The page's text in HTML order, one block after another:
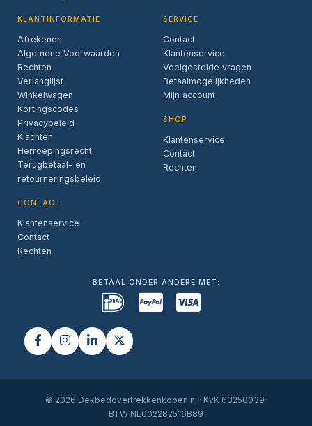
KLANTINFORMATIE
Afrekenen
Algemene Voorwaarden
Rechten
Verlanglijst
Winkelwagen
Kortingscodes
Privacybeleid
Klachten
Herroepingsrecht
Terugbetaal- en
retourneringsbeleid
CONTACT
Klantenservice
Contact
Rechten
SERVICE
Contact
Klantenservice
Veelgestelde vragen
Betaalmogelijkheden
Mijn account
SHOP
Klantenservice
Contact
Rechten
BETAAL ONDER ANDERE MET:
© 2026 Dekbedovertrekkenkopen.nl · KvK 63250039·
BTW NL002282516B89